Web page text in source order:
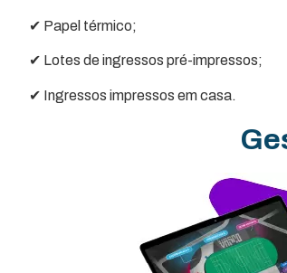
✔ Papel térmico;
✔ Lotes de ingressos pré-impressos;
✔ Ingressos impressos em casa.